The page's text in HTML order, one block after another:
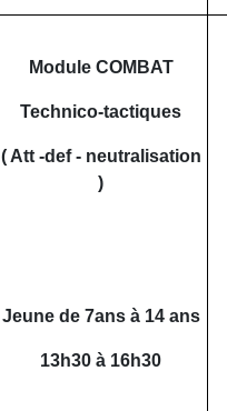
Module COMBAT
Technico-tactiques
( Att -def - neutralisation
)
Jeune de 7ans à 14 ans
13h30 à 16h30